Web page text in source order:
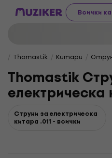
Всички
Thomastik Китари
Thomastik
електрическа
Струни за електрическа
китара .011 - всички